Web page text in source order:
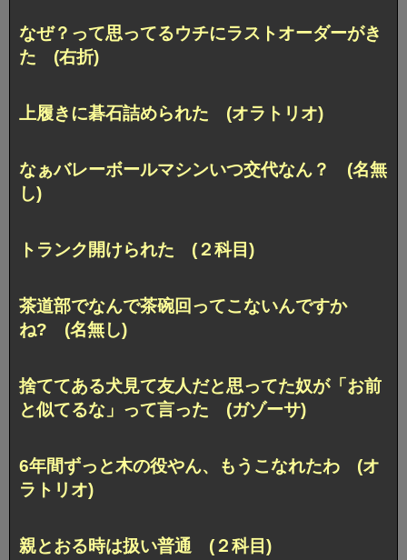
なぜ？って思ってるウチにラストオーダーがき
た (右折)
上履きに碁石詰められた (オラトリオ)
なぁバレーボールマシンいつ交代なん？ (名無
し)
トランク開けられた (２科目)
茶道部でなんで茶碗回ってこないんですか
ね? (名無し)
捨ててある犬見て友人だと思ってた奴が「お前
と似てるな」って言った (ガゾーサ)
6年間ずっと木の役やん、もうこなれたわ (オ
ラトリオ)
親とおる時は扱い普通 (２科目)